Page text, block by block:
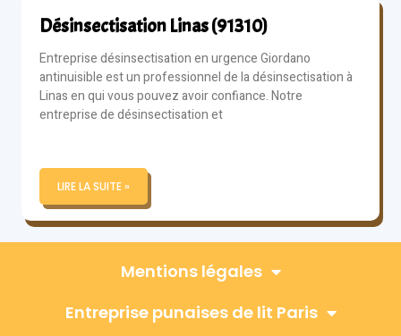
Désinsectisation Linas (91310)
Entreprise désinsectisation en urgence Giordano
antinuisible est un professionnel de la désinsectisation à
Linas en qui vous pouvez avoir confiance. Notre
entreprise de désinsectisation et
LIRE LA SUITE »
Mentions légales
Entreprise punaises de lit Paris